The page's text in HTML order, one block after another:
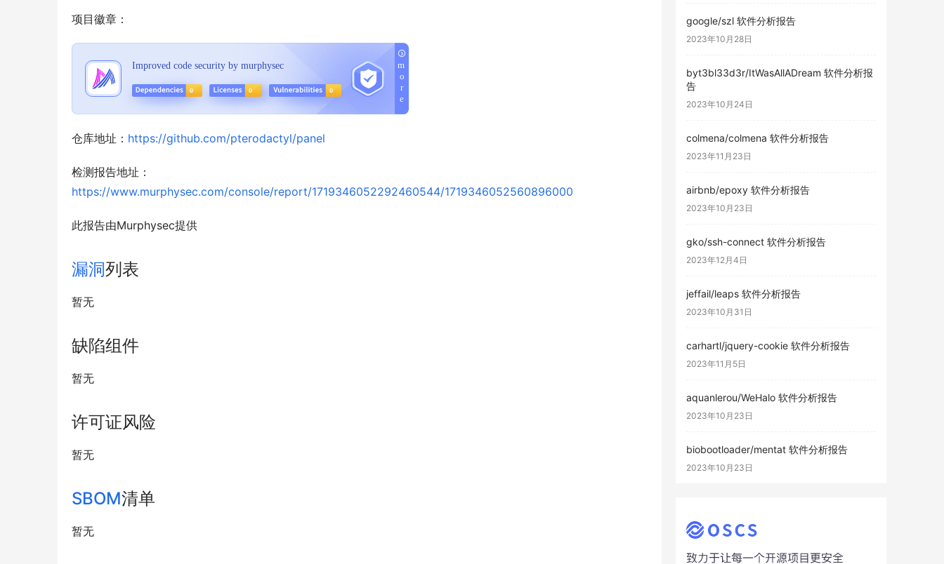
项目徽章：
仓库地址： https://github.com/pterodactyl/panel
检测报告地址：
https://www.murphysec.com/console/report/1719346052292460544/1719346052560896000
此报告由Murphysec提供
漏洞列表
暂无
缺陷组件
暂无
许可证风险
暂无
SBOM清单
暂无
google/szl 软件分析报告
2023年10月28日
byt3bl33d3r/ItWasAllADream 软件分析报
告
2023年10月24日
colmena/colmena 软件分析报告
2023年11月23日
airbnb/epoxy 软件分析报告
2023年10月23日
gko/ssh-connect 软件分析报告
2023年12月4日
jeffail/leaps 软件分析报告
2023年10月31日
carhartl/jquery-cookie 软件分析报告
2023年11月5日
aquanlerou/WeHalo 软件分析报告
2023年10月23日
biobootloader/mentat 软件分析报告
2023年10月23日